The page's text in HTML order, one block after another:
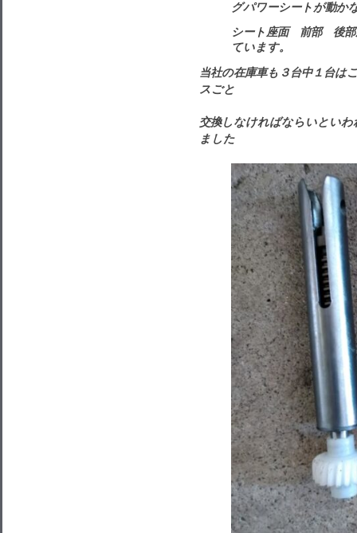
グパワーシートが動か
シート座面 前部 後部
ています。
当社の在庫車も３台中１台は
スごと
交換しなければならいとい
ました